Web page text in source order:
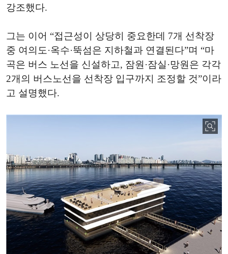
강조했다.
그는 이어 “접근성이 상당히 중요한데 7개 선착장
중 여의도·옥수·뚝섬은 지하철과 연결된다”며 “마
곡은 버스 노선을 신설하고, 잠원·잠실·망원은 각각
2개의 버스노선을 선착장 입구까지 조정할 것”이라
고 설명했다.